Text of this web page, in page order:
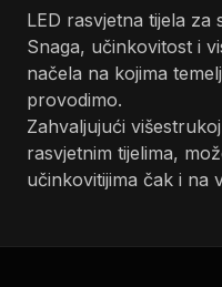
LED rasvjetna tijela za
Snaga, učinkovitost i
načela na kojima
provodimo.
Zahvaljujući
rasvjetnim tijelima,
učinkovitijima čak i na